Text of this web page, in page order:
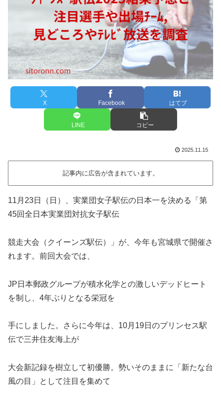
X Facebook はてブ
LINE コピー
2025.11.15
記事内に広告が含まれています。
11月23日（日）、実業団女子駅伝の日本一を決める「第
45回全日本実業団対抗女子駅伝
競走大会（クイーンズ駅伝）」が、今年も宮城県で開催さ
れます。前回大会では、
JP日本郵政グループが積水化学との激しいデッドヒート
を制し、4年ぶりとなる栄冠を
手にしました。さらに今年は、10月19日のプリンセス駅
伝で三井住友海上が
大会新記録を樹立して初優勝。勢いそのままに「新たな台
風の目」として注目を集めて